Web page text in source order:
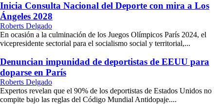
Inicia Consulta Nacional del Deporte con mira a Los
Ángeles 2028
Roberts Delgado
En ocasión a la culminación de los Juegos Olímpicos París 2024, el
vicepresidente sectorial para el socialismo social y territorial,...
Denuncian impunidad de deportistas de EEUU para
doparse en París
Roberts Delgado
Expertos revelan que el 90% de los deportistas de Estados Unidos no
compite bajo las reglas del Código Mundial Antidopaje....